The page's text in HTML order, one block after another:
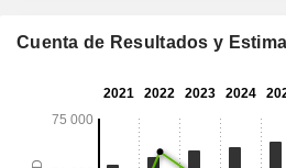
Cuenta de Resultados y